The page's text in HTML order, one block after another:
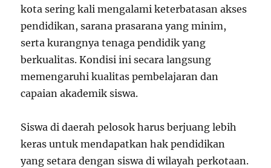
kota sering kali mengalami keterbatasan akses
pendidikan, sarana prasarana yang minim,
serta kurangnya tenaga pendidik yang
berkualitas. Kondisi ini secara langsung
memengaruhi kualitas pembelajaran dan
capaian akademik siswa.
Siswa di daerah pelosok harus berjuang lebih
keras untuk mendapatkan hak pendidikan
yang setara dengan siswa di wilayah perkotaan.